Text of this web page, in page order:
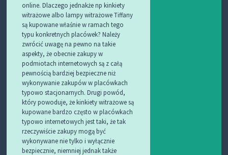
online. Dlaczego jednakże np kinkiety
witrażowe albo lampy witrażowe Tiffany
są kupowane właśnie w ramach tego
typu konkretnych placówek? Należy
zwrócić uwagę na pewno na takie
aspekty, że obecnie zakupy w
podmiotach internetowych są z całą
pewnością bardziej bezpieczne niż
wykonywanie zakupów w placówkach
typowo stacjonarnych. Drugi powód,
który powoduje, że kinkiety witrażowe są
kupowane bardzo często w placówkach
typowo internetowych jest taki, że tak
rzeczywiście zakupy mogą być
wykonywane nie tylko i wyłącznie
bezpiecznie, niemniej jednak także